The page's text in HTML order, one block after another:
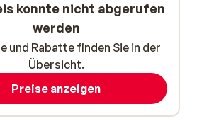
konnte nicht abgerufen
werden
und Rabatte finden Sie in der
Übersicht.
Preise anzeigen